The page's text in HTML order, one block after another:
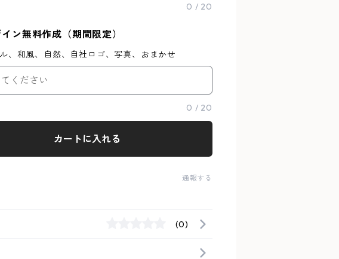
0 / 20
ン無料作成（期間限定）
、和風、自然、自社ロゴ、写真、おまかせ
0 / 20
カートに入れる
通報する
(0)